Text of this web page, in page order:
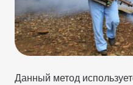
Данный метод